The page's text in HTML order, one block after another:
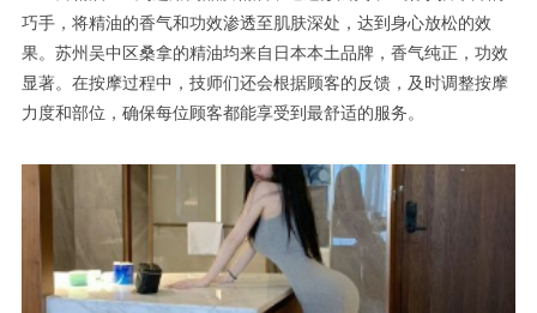
巧手，将精油的香气和功效渗透至肌肤深处，达到身心放松的效
果。苏州吴中区桑拿的精油均来自日本本土品牌，香气纯正，功效
显著。在按摩过程中，技师们还会根据顾客的反馈，及时调整按摩
力度和部位，确保每位顾客都能享受到最舒适的服务。